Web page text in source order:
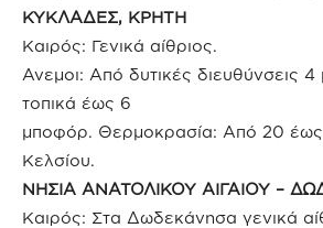
ΚΥΚΛΑΔΕΣ, ΚΡΗΤΗ
Καιρός: Γενικά αίθριος.
Ανεμοι: Από δυτικές διευθύνσεις
τοπικά έως 6
μποφόρ. Θερμοκρασία: Από 20
Κελσίου.
ΝΗΣΙΑ ΑΝΑΤΟΛΙΚΟΥ ΑΙΓΑΙΟΥ –
Καιρός: Στα Δωδεκάνησα γενικά